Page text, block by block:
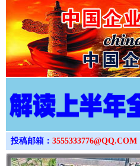
投稿邮箱： 3555333776@QQ.COM